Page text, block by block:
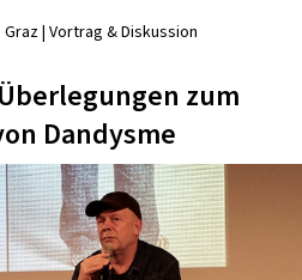
Graz| Vortrag & Diskussion
zum
Dandysme